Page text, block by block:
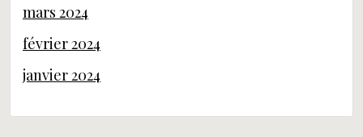
mars 2024
février 2024
janvier 2024